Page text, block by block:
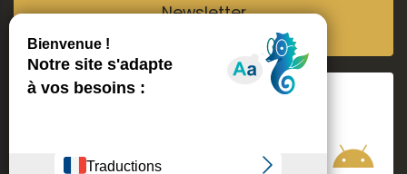
Newsletter
Suivre Aix ma ville